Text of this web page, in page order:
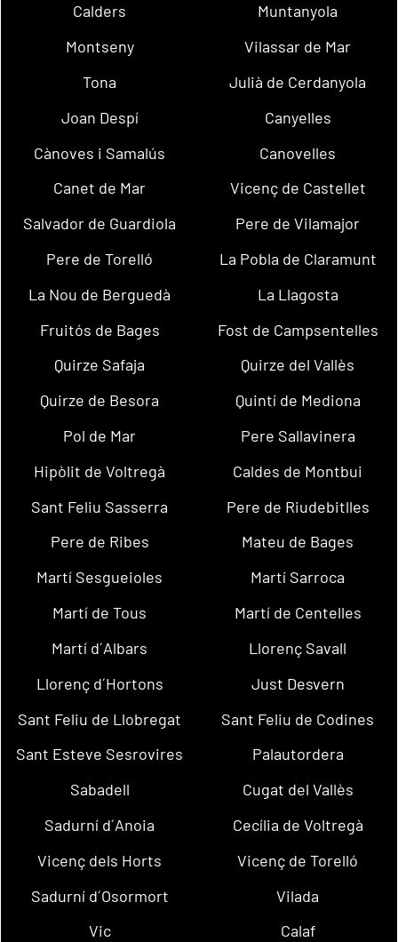
Calders
Muntanyola
Montseny
Vilassar de Mar
Tona
Julià de Cerdanyola
Joan Despí
Canyelles
Cànoves i Samalús
Canovelles
Canet de Mar
Vicenç de Castellet
Salvador de Guardiola
Pere de Vilamajor
Pere de Torelló
La Pobla de Claramunt
La Nou de Berguedà
La Llagosta
Fruitós de Bages
Fost de Campsentelles
Quirze Safaja
Quirze del Vallès
Quirze de Besora
Quintí de Mediona
Pol de Mar
Pere Sallavinera
Hipòlit de Voltregà
Caldes de Montbui
Sant Feliu Sasserra
Pere de Riudebitlles
Pere de Ribes
Mateu de Bages
Martí Sesgueioles
Martí Sarroca
Martí de Tous
Martí de Centelles
Martí d´Albars
Llorenç Savall
Llorenç d´Hortons
Just Desvern
Sant Feliu de Llobregat
Sant Feliu de Codines
Sant Esteve Sesrovires
Palautordera
Sabadell
Cugat del Vallès
Sadurní d´Anoia
Cecília de Voltregà
Vicenç dels Horts
Vicenç de Torelló
Sadurní d´Osormort
Vilada
Vic
Calaf